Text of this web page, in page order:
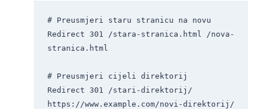
# Preusmjeri staru stranicu na novu
Redirect 301 /stara-stranica.html /nova-
stranica.html
# Preusmjeri cijeli direktorij
Redirect 301 /stari-direktorij/
https://www.example.com/novi-direktorij/